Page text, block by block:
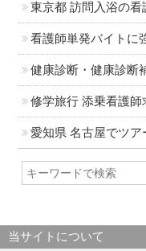
東京都 訪問入浴の
看護師単発バイトに
健康診断・健康診断
修学旅行 添乗看護
愛知県 名古屋でツ
当サイトについて